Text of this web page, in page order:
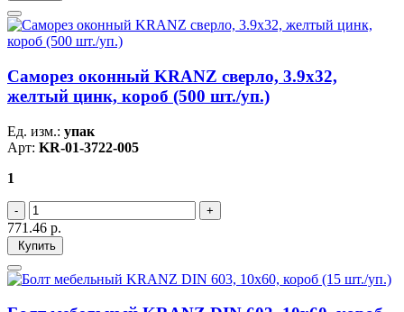
Саморез оконный KRANZ сверло, 3.9х32,
желтый цинк, короб (500 шт./уп.)
Ед. изм.: упак
Арт: KR-01-3722-005
1
771.46 р.
Купить